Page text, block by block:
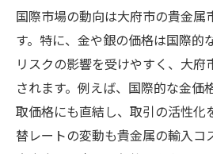
最新技術を活用した投
法律と規制に関する最
長期的視点で見る貴金
季節による貴金属需要の変
知識
季節ごとの需要変動を
国際市場の動向は大府市の貴金属
す。特に、金や銀の価格は国際的
リスクの影響を受けやすく、大府
されます。例えば、国際的な金価
取価格にも直結し、取引の活性化
替レートの変動も貴金属の輸入コ